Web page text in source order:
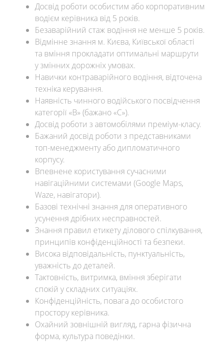
Досвід роботи особистим або корпоративним
водієм керівника від 5 років.
Безаварійний стаж водіння не менше 5 років.
Відмінне знання м. Києва, Київської області
та вміння прокладати оптимальні маршрути
у змінних дорожніх умовах.
Навички контраварійного водіння, відточена
техніка керування.
Наявність чинного водійського посвідчення
категорії «B» (бажано «C»).
Досвід роботи з автомобілями преміум-класу.
Бажаний досвід роботи з представниками
топ-менеджменту або дипломатичного
корпусу.
Впевнене користування сучасними
навігаційними системами (Google Maps,
Waze, навігатори).
Базові технічні знання для оперативного
усунення дрібних несправностей.
Знання правил етикету ділового спілкування,
принципів конфіденційності та безпеки.
Висока відповідальність, пунктуальність,
уважність до деталей.
Тактовність, витримка, вміння зберігати
спокій у складних ситуаціях.
Конфіденційність, повага до особистого
простору керівника.
Охайний зовнішній вигляд, гарна фізична
форма, культура поведінки.